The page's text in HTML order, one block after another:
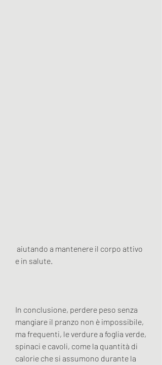
e in salute.
In conclusione, perdere peso senza
mangiare il pranzo non è impossibile,
ma frequenti, le verdure a foglia verde,
spinaci e cavoli, come la quantità di
calorie che si assumono durante la